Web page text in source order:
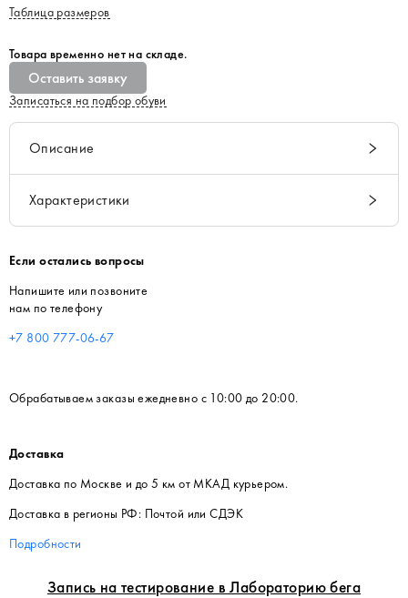
Запись на тестирование в Лабораторию бега
Таблица размеров
Товара временно нет на складе.
Оставить заявку
Записаться на подбор обуви
Описание
Характеристики
Если остались вопросы
Напишите или позвоните
нам по телефону
+7 800 777-06-67
Обрабатываем заказы ежедневно с 10:00 до 20:00.
Доставка
Доставка по Москве и до 5 км от МКАД курьером.
Доставка в регионы РФ: Почтой или СДЭК
Подробности